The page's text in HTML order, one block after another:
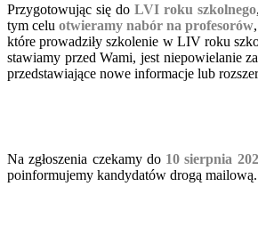
Przygotowując się doLVI roku szkolnego
tym celuotwieramy nabór na profesorów
które prowadziły szkolenie w LIV roku
stawiamy przed Wami, jest niepowielanie
przedstawiające nowe informacje lub
Na zgłoszenia czekamy do 10 sierpnia
poinformujemy kandydatów drogą mailową.